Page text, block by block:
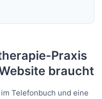
Praxis
braucht
Telefonbuch und eine